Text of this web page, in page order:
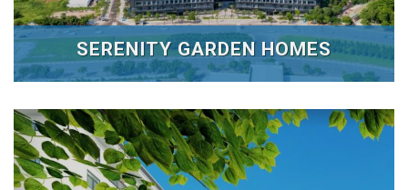
SERENITY GARDEN HOMES